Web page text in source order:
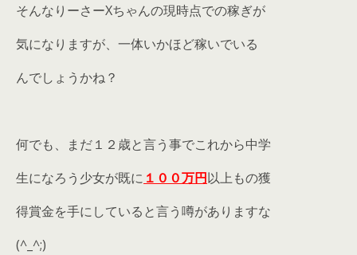
そんなりーさーXちゃんの現時点での稼ぎが
気になりますが、一体いかほど稼いでいる
んでしょうかね？
何でも、まだ１２歳と言う事でこれから中学
生になろう少女が既に １００万円以上もの獲
得賞金を手にしていると言う噂がありますな
(^_^;)